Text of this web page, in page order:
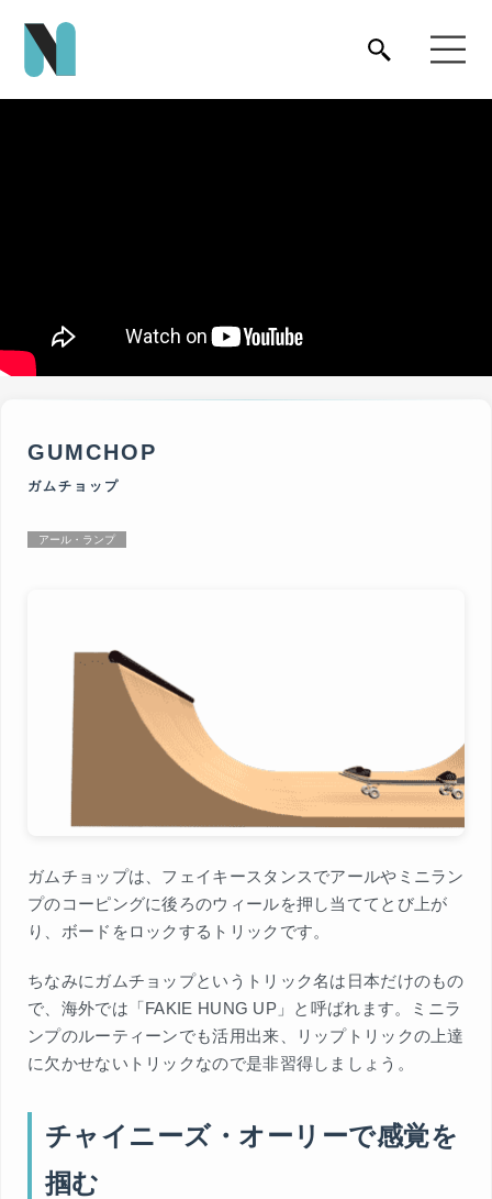
GUMCHOP
ガムチョップ
アール・ランプ
ガムチョップは、フェイキースタンスでアールやミニラン
プのコーピングに後ろのウィールを押し当ててとび上が
り、ボードをロックするトリックです。
ちなみにガムチョップというトリック名は日本だけのもの
で、海外では「FAKIE HUNG UP」と呼ばれます。ミニラ
ンプのルーティーンでも活用出来、リップトリックの上達
に欠かせないトリックなので是非習得しましょう。
チャイニーズ・オーリーで感覚を
掴む